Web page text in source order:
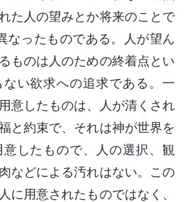
た人の望みとか将来のことで
なったものである。人が望ん
ものは人のための終着点とい
い欲求への追求である。一
意したものは、人が清くされ
と約束で、それは神が世界を
したもので、人の選択、観
などによる汚れはない。この
に用意されたものではなく、